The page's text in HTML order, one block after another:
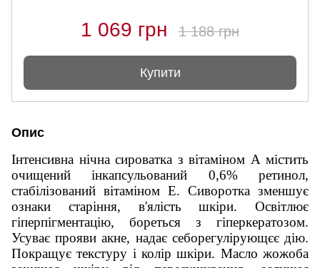
1 069 грн 1 188 грн
Купити
Опис
Інтенсивна нічна сироватка з вітаміном А містить
очищений інкапсульований 0,6% ретинол,
стабілізований вітаміном Е. Сиворотка зменшує
ознаки старіння, в'ялість шкіри. Освітлює
гіперпігментацію, бореться з гіперкератозом.
Усуває прояви акне, надає себорегулірующєє дію.
Покращує текстуру і колір шкіри. Масло жожоба